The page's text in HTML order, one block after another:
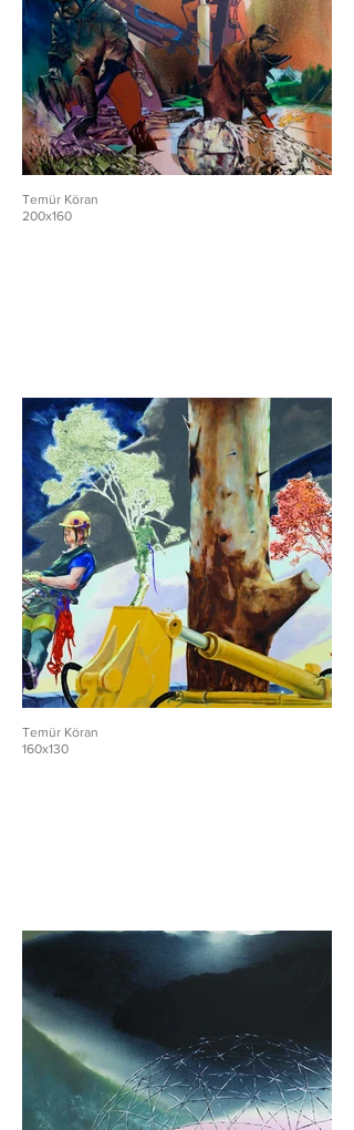
Temür Köran
200x160
Temür Köran
160x130